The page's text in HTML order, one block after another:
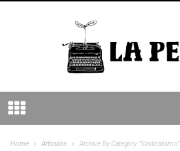
Home Articulos Archive By Category "Sindicalismo"